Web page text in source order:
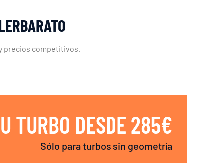
precios competitivos.
TURBO DESDE 285€
Sólo para turbos sin geometría